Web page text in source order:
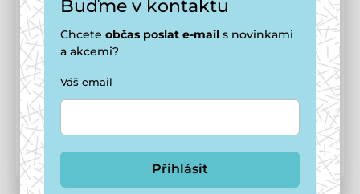
Doprava zdarmaod1 499 Kč
Možnosti doručení ›
Potřebujete poradit?
Kód produktu:
Buďme v kontaktu
Chcete občas poslat e-mail s novinkami
a akcemi?
Váš email
Přihlásit